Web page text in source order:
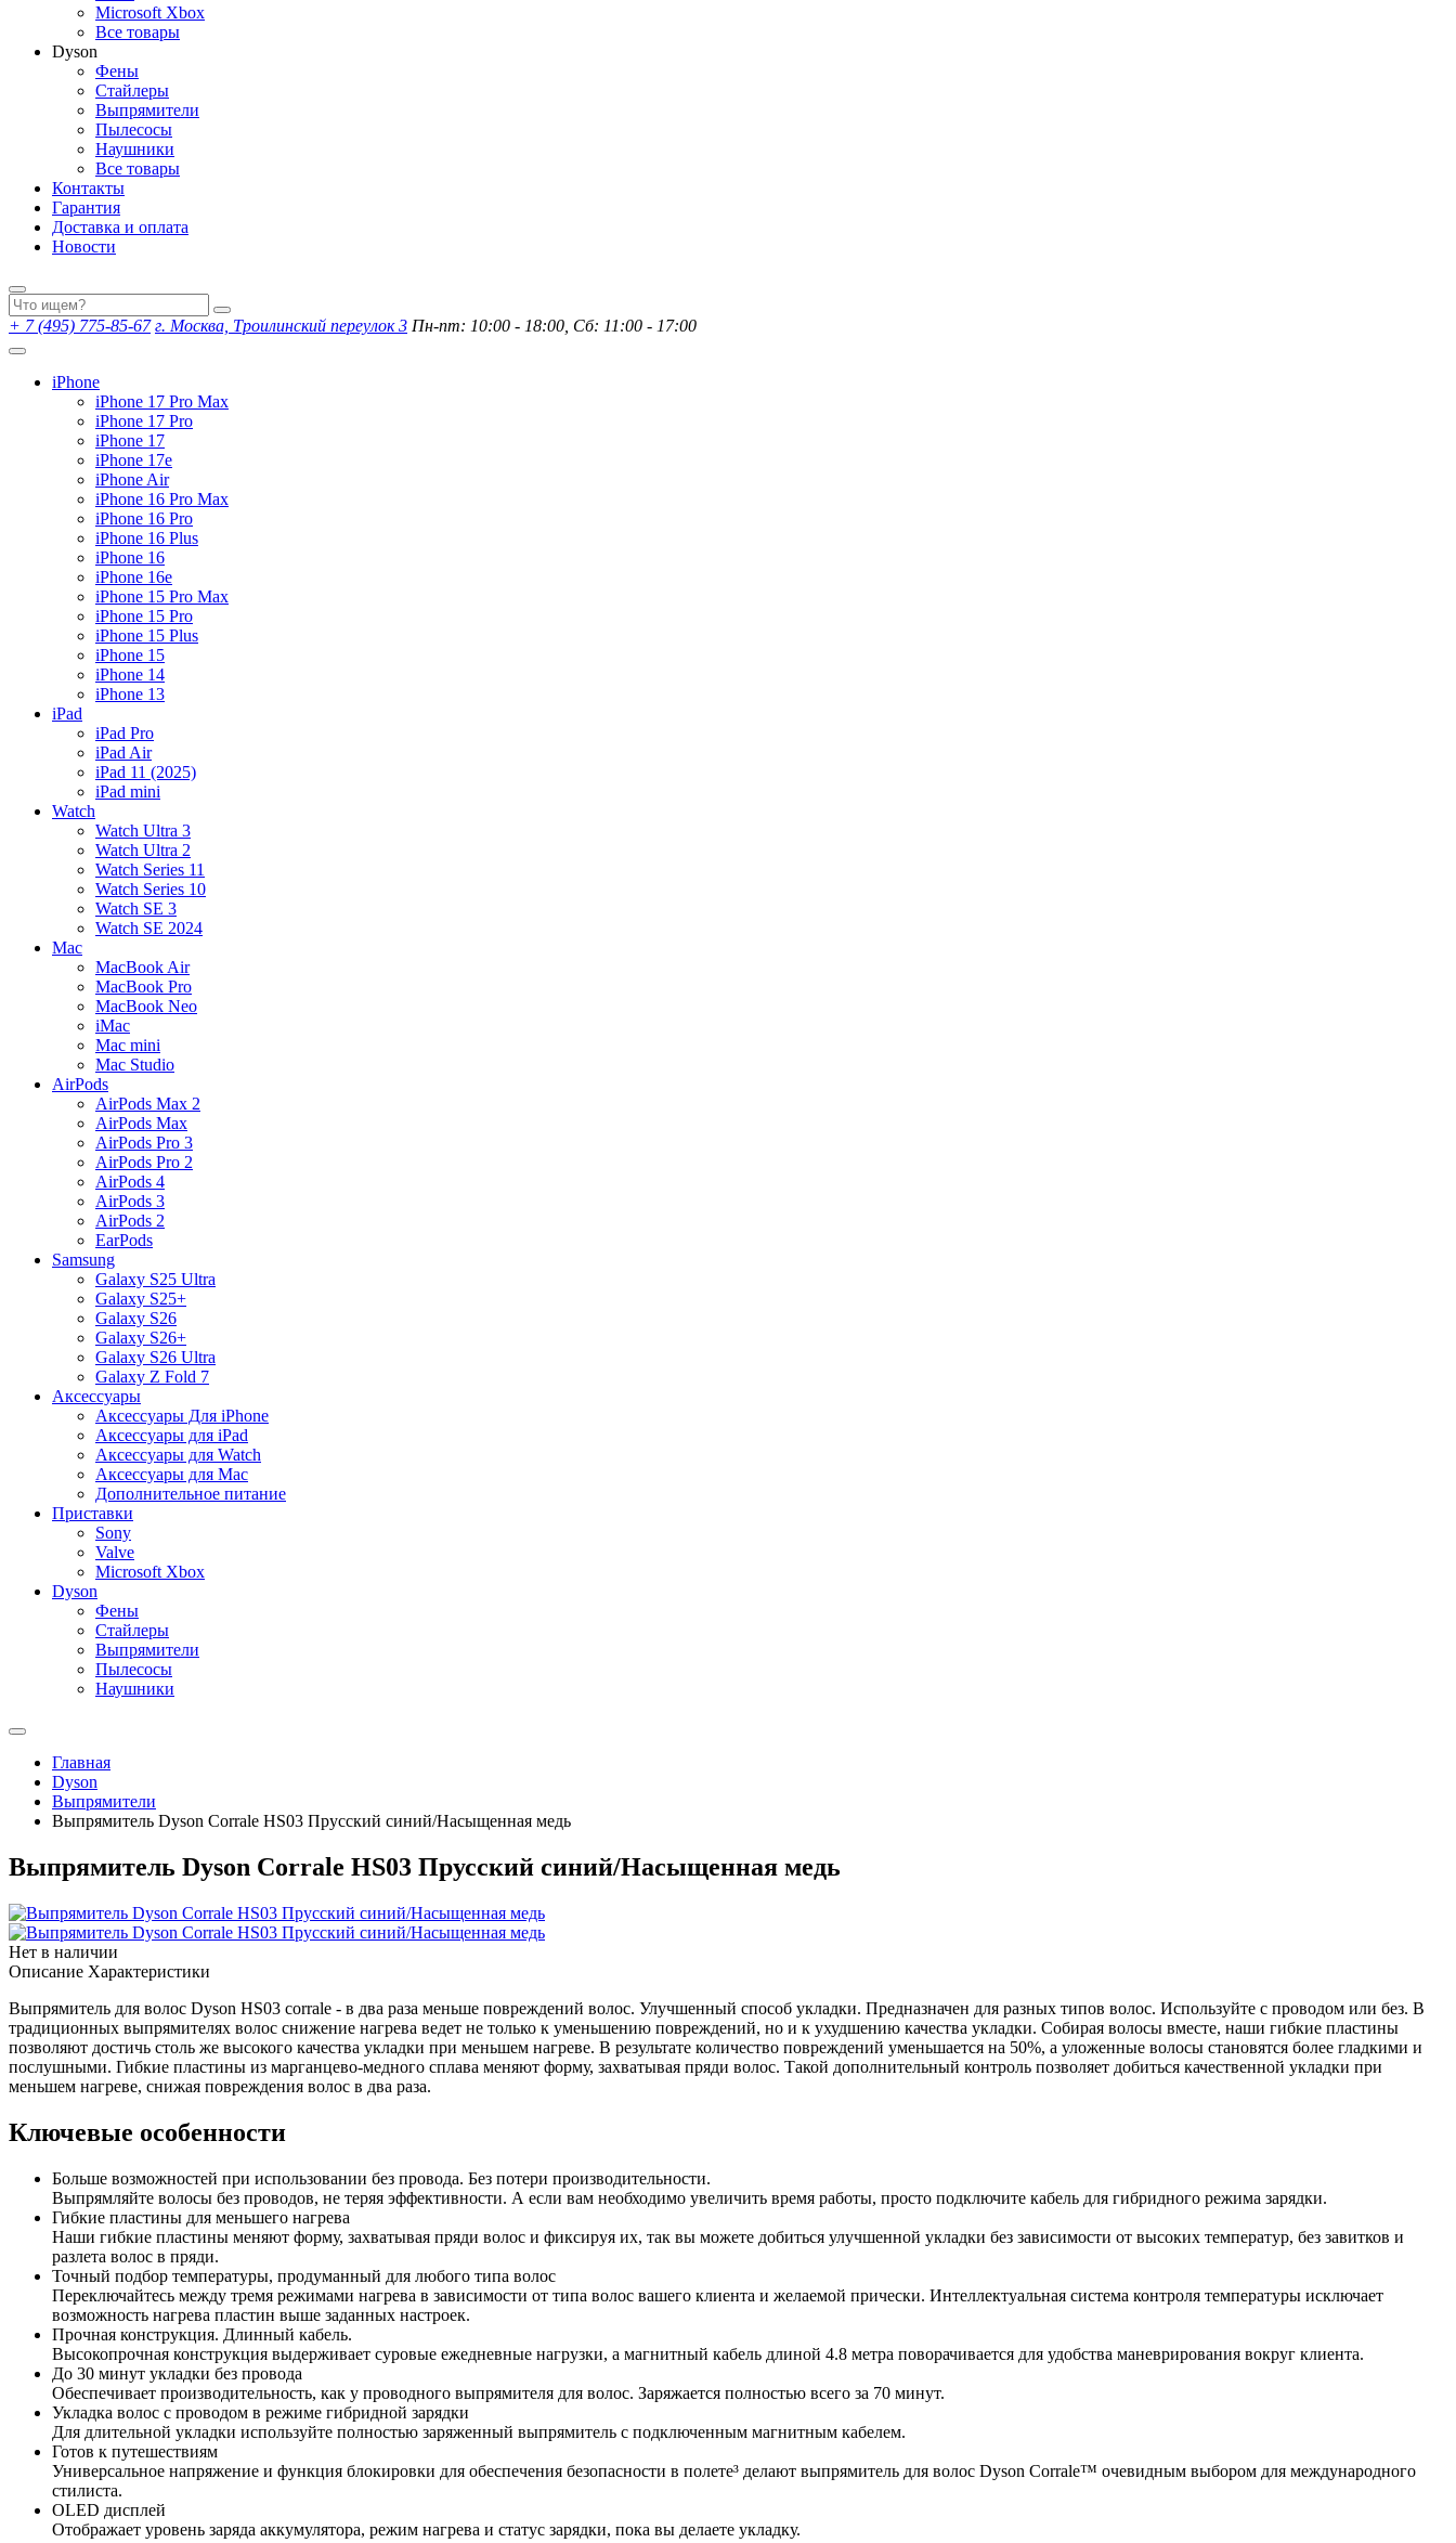
Microsoft Xbox
Все товары
Dyson
Фены
Стайлеры
Выпрямители
Пылесосы
Наушники
Все товары
Контакты
Гарантия
Доставка и оплата
Новости
+ 7 (495) 775-85-67 г. Москва, Троилинский переулок 3 Пн-пт: 10:00 - 18:00, Сб: 11:00 - 17:00
iPhone
iPhone 17 Pro Max
iPhone 17 Pro
iPhone 17
iPhone 17e
iPhone Air
iPhone 16 Pro Max
iPhone 16 Pro
iPhone 16 Plus
iPhone 16
iPhone 16e
iPhone 15 Pro Max
iPhone 15 Pro
iPhone 15 Plus
iPhone 15
iPhone 14
iPhone 13
iPad
iPad Pro
iPad Air
iPad 11 (2025)
iPad mini
Watch
Watch Ultra 3
Watch Ultra 2
Watch Series 11
Watch Series 10
Watch SE 3
Watch SE 2024
Mac
MacBook Air
MacBook Pro
MacBook Neo
iMac
Mac mini
Mac Studio
AirPods
AirPods Max 2
AirPods Max
AirPods Pro 3
AirPods Pro 2
AirPods 4
AirPods 3
AirPods 2
EarPods
Samsung
Galaxy S25 Ultra
Galaxy S25+
Galaxy S26
Galaxy S26+
Galaxy S26 Ultra
Galaxy Z Fold 7
Аксессуары
Аксессуары Для iPhone
Аксессуары для iPad
Аксессуары для Watch
Аксессуары для Mac
Дополнительное питание
Приставки
Sony
Valve
Microsoft Xbox
Dyson
Фены
Стайлеры
Выпрямители
Пылесосы
Наушники
Главная
Dyson
Выпрямители
Выпрямитель Dyson Corrale HS03 Прусский синий/Насыщенная медь
Выпрямитель Dyson Corrale HS03 Прусский синий/Насыщенная медь
Нет в наличии
Описание Характеристики
Выпрямитель для волос Dyson HS03 corrale - в два раза меньше повреждений волос. Улучшенный способ укладки. Предназначен для разных типов волос. Используйте с проводом или без. В
традиционных выпрямителях волос снижение нагрева ведет не только к уменьшению повреждений, но и к ухудшению качества укладки. Собирая волосы вместе, наши гибкие пластины
позволяют достичь столь же высокого качества укладки при меньшем нагреве. В результате количество повреждений уменьшается на 50%, а уложенные волосы становятся более гладкими и
послушными. Гибкие пластины из марганцево-медного сплава меняют форму, захватывая пряди волос. Такой дополнительный контроль позволяет добиться качественной укладки при
меньшем нагреве, снижая повреждения волос в два раза.
Ключевые особенности
Больше возможностей при использовании без провода. Без потери производительности.
Выпрямляйте волосы без проводов, не теряя эффективности. А если вам необходимо увеличить время работы, просто подключите кабель для гибридного режима зарядки.
Гибкие пластины для меньшего нагрева
Наши гибкие пластины меняют форму, захватывая пряди волос и фиксируя их, так вы можете добиться улучшенной укладки без зависимости от высоких температур, без завитков и
разлета волос в пряди.
Точный подбор температуры, продуманный для любого типа волос
Переключайтесь между тремя режимами нагрева в зависимости от типа волос вашего клиента и желаемой прически. Интеллектуальная система контроля температуры исключает
возможность нагрева пластин выше заданных настроек.
Прочная конструкция. Длинный кабель.
Высокопрочная конструкция выдерживает суровые ежедневные нагрузки, а магнитный кабель длиной 4.8 метра поворачивается для удобства маневрирования вокруг клиента.
До 30 минут укладки без провода
Обеспечивает производительность, как у проводного выпрямителя для волос. Заряжается полностью всего за 70 минут.
Укладка волос с проводом в режиме гибридной зарядки
Для длительной укладки используйте полностью заряженный выпрямитель с подключенным магнитным кабелем.
Готов к путешествиям
Универсальное напряжение и функция блокировки для обеспечения безопасности в полете³ делают выпрямитель для волос Dyson Corrale™ очевидным выбором для международного
стилиста.
OLED дисплей
Отображает уровень заряда аккумулятора, режим нагрева и статус зарядки, пока вы делаете укладку.